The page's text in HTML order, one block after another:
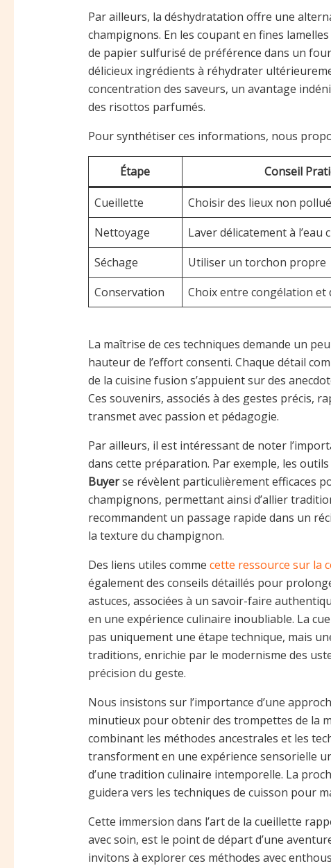
Par ailleurs, la déshydratation offre une
champignons. En les coupant en fines
de papier sulfurisé de préférence dans un
délicieux ingrédients à réhydrater
concentration des saveurs, un avantage
des risottos parfumés.
Pour synthétiser ces informations, nous
Étape Conseil
Cueillette Choisir des lieux non
Nettoyage
Laver délicatement à l’eau
Séchage
Utiliser un torchon propre
Conservation
Choix entre congélation et
La maîtrise de ces techniques demande un
hauteur de l’effort consenti. Chaque détail
de la cuisine fusion s’appuient sur des
Ces souvenirs, associés à des gestes précis,
transmet avec passion et pédagogie.
Par ailleurs, il est intéressant de noter
dans cette préparation. Par exemple, les
Buyerse révèlent particulièrement efficaces
champignons, permettant ainsi d’allier
recommandent un passage rapide dans un
la texture du champignon.
Des liens utiles comme cette ressource sur la
également des conseils détaillés pour
astuces, associées à un savoir-faire
en une expérience culinaire inoubliable. La
pas uniquement une étape technique, mais
traditions, enrichie par le modernisme des
précision du geste.
Nous insistons sur l’importance d’une
minutieux pour obtenir des trompettes de la
combinant les méthodes ancestrales et les
transforment en une expérience sensorielle
d’une tradition culinaire intemporelle. La
guidera vers les techniques de cuisson pour
Cette immersion dans l’art de la cueillette
avec soin, est le point de départ d’une
invitons à explorer ces méthodes avec